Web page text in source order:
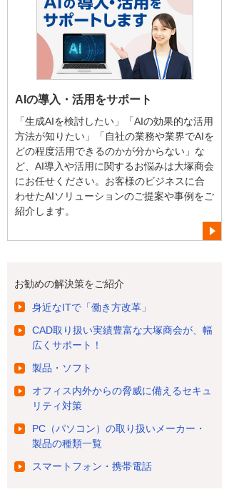
AIの導入・活用をサポート
「生成AIを検討したい」「AIの効果的な活用
方法が知りたい」「自社の業務や業界でAIを
どの程度活用できるのかが分からない」な
ど、AI導入や活用に関するお悩みは大塚商会
にお任せください。お客様のビジネスに合
わせたAIソリューションのご提案や事例をご
紹介します。
お勧めの解決策をご紹介
身近なITで「働き方改革」
CAD取り扱い実績豊富な大塚商会が、幅
広くサポート！
製品・ソフト
オフィス内外からの脅威に備えるセキュ
リティ対策
PC（パソコン）の取り扱いメーカー・
製品の種類一覧
スマートフォン・携帯電話